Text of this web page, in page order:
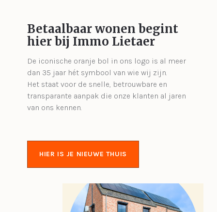
Betaalbaar wonen begint
hier bij Immo Lietaer
De iconische oranje bol in ons logo is al meer
dan 35 jaar hét symbool van wie wij zijn.
Het staat voor de snelle, betrouwbare en
transparante aanpak die onze klanten al jaren
van ons kennen.
HIER IS JE NIEUWE THUIS